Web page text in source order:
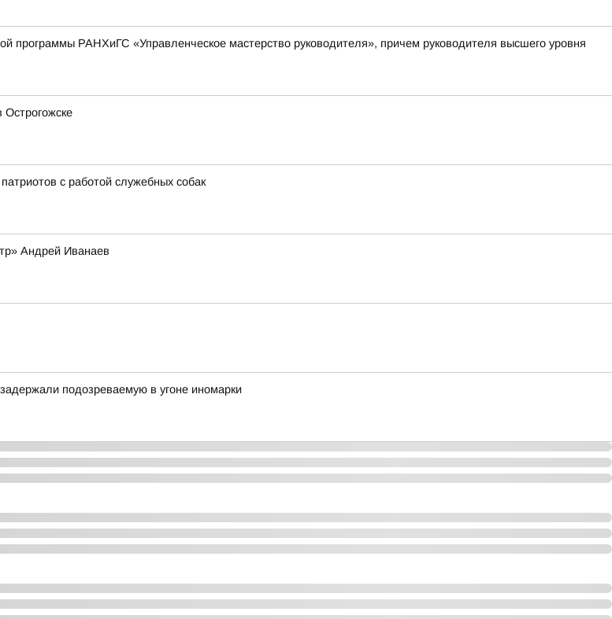
программы РАНХиГС «Управленческое мастерство руководителя», причем руководителя высшего уровня
Острогожске
с работой служебных собак
Андрей Иванаев
подозреваемую в угоне иномарки